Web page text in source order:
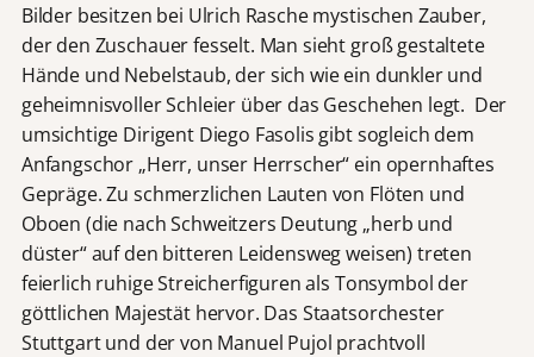
Bilder besitzen bei Ulrich Rasche mystischen Zauber,
der den Zuschauer fesselt. Man sieht groß gestaltete
Hände und Nebelstaub, der sich wie ein dunkler und
geheimnisvoller Schleier über das Geschehen legt. Der
umsichtige Dirigent Diego Fasolis gibt sogleich dem
Anfangschor „Herr, unser Herrscher“ ein opernhaftes
Gepräge. Zu schmerzlichen Lauten von Flöten und
Oboen (die nach Schweitzers Deutung „herb und
düster“ auf den bitteren Leidensweg weisen) treten
feierlich ruhige Streicherfiguren als Tonsymbol der
göttlichen Majestät hervor. Das Staatsorchester
Stuttgart und der von Manuel Pujol prachtvoll